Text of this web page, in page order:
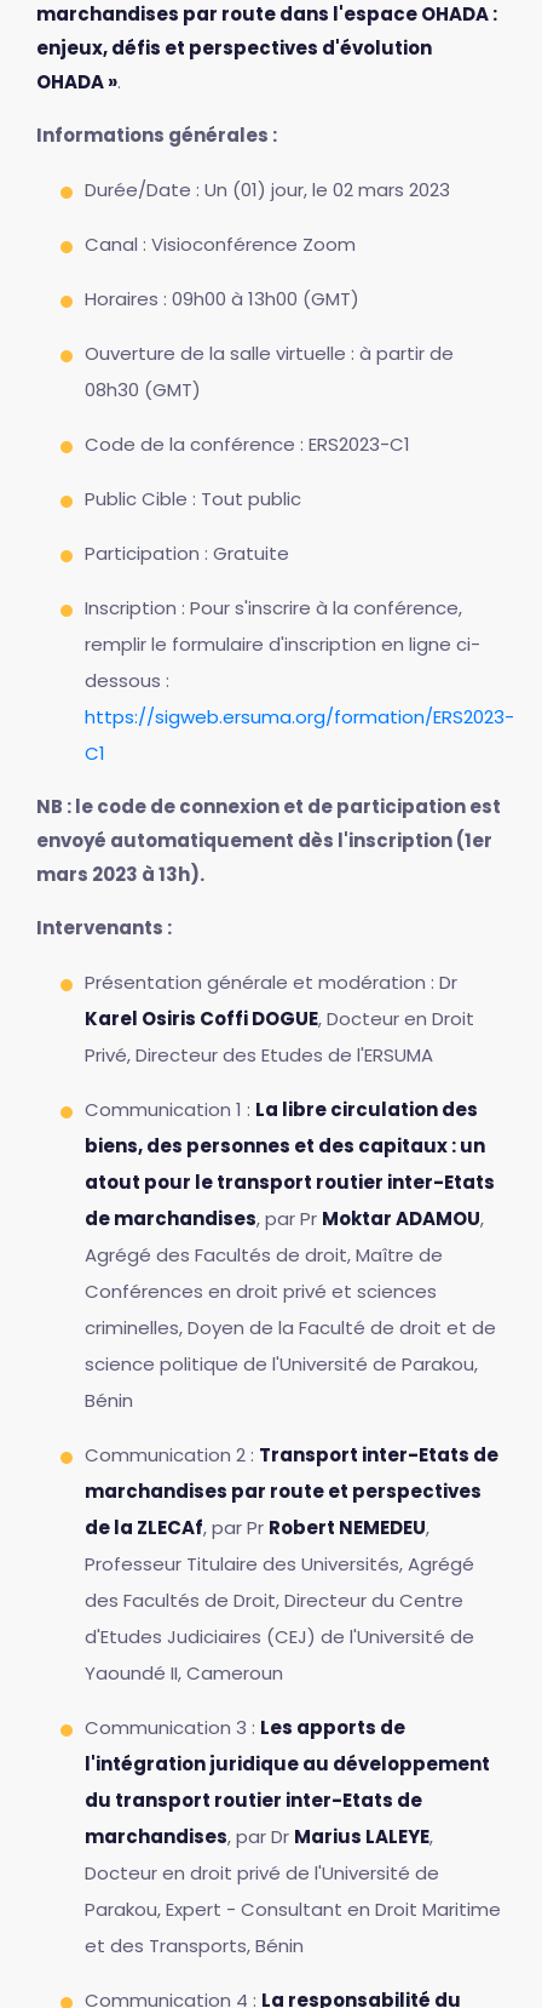
marchandises par route dans l'espace OHADA :
enjeux, défis et perspectives d'évolution
OHADA ».
Informations générales :
Durée/Date : Un (01) jour, le 02 mars 2023
Canal : Visioconférence Zoom
Horaires : 09h00 à 13h00 (GMT)
Ouverture de la salle virtuelle : à partir de
08h30 (GMT)
Code de la conférence : ERS2023-C1
Public Cible : Tout public
Participation : Gratuite
Inscription : Pour s'inscrire à la conférence,
remplir le formulaire d'inscription en ligne ci-
dessous :
https://sigweb.ersuma.org/formation/ERS2023-
C1
NB : le code de connexion et de participation est
envoyé automatiquement dès l'inscription (1er
mars 2023 à 13h).
Intervenants :
Présentation générale et modération : Dr
Karel Osiris Coffi DOGUE, Docteur en Droit
Privé, Directeur des Etudes de l'ERSUMA
Communication 1 : La libre circulation des
biens, des personnes et des capitaux : un
atout pour le transport routier inter-Etats
de marchandises, par Pr Moktar ADAMOU,
Agrégé des Facultés de droit, Maître de
Conférences en droit privé et sciences
criminelles, Doyen de la Faculté de droit et de
science politique de l'Université de Parakou,
Bénin
Communication 2 : Transport inter-Etats de
marchandises par route et perspectives
de la ZLECAf, par Pr Robert NEMEDEU,
Professeur Titulaire des Universités, Agrégé
des Facultés de Droit, Directeur du Centre
d'Etudes Judiciaires (CEJ) de l'Université de
Yaoundé II, Cameroun
Communication 3 : Les apports de
l'intégration juridique au développement
du transport routier inter-Etats de
marchandises, par Dr Marius LALEYE,
Docteur en droit privé de l'Université de
Parakou, Expert - Consultant en Droit Maritime
et des Transports, Bénin
Communication 4 : La responsabilité du